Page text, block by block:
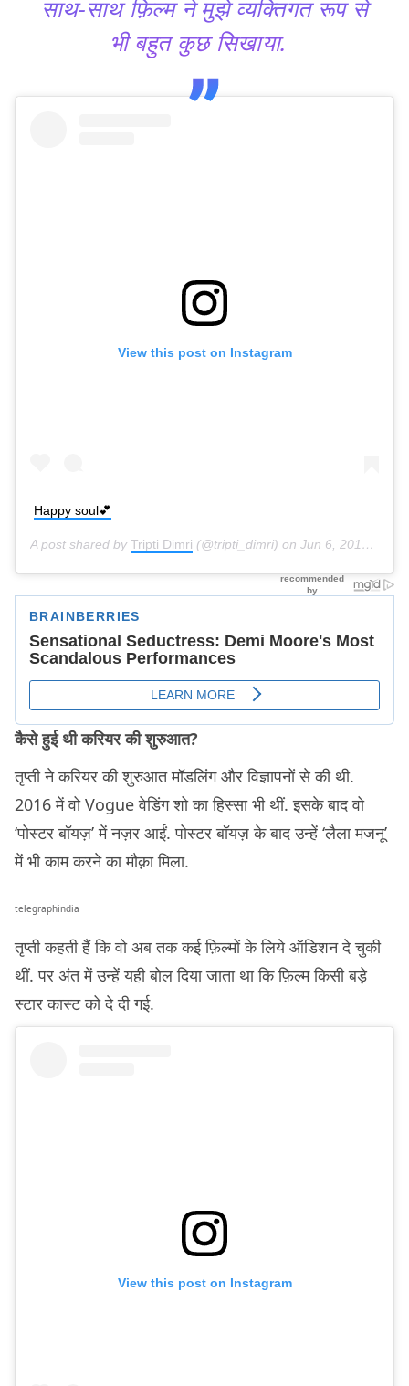
साथ-साथ फ़िल्म ने मुझे व्यक्तिगत रूप से
भी बहुत कुछ सिखाया.
View this post on Instagram
Happy soul💕
A post shared by Tripti Dimri (@tripti_dimri) on Jun 6, 2019 at 8:02pm PDT
कैसे हुई थी करियर की शुरुआत?
तृप्ती ने करियर की शुरुआत मॉडलिंग और विज्ञापनों से की थी.
2016 में वो Vogue वेडिंग शो का हिस्सा भी थीं. इसके बाद वो
‘पोस्टर बॉयज़’ में नज़र आईं. पोस्टर बॉयज़ के बाद उन्हें ‘लैला मजनू’
में भी काम करने का मौक़ा मिला.
telegraphindia
तृप्ती कहती हैं कि वो अब तक कई फ़िल्मों के लिये ऑडिशन दे चुकी
थीं. पर अंत में उन्हें यही बोल दिया जाता था कि फ़िल्म किसी बड़े
स्टार कास्ट को दे दी गई.
View this post on Instagram